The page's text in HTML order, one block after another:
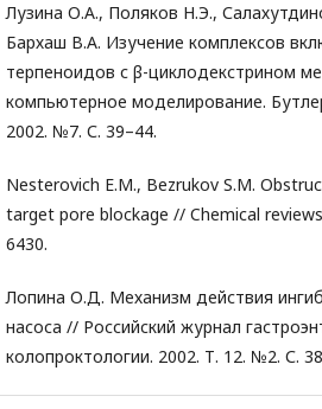
Лузина О.А., Поляков Н.Э.,
Бархаш В.А. Изучение комплексов
терпеноидов с β-циклодекстрином
компьютерное моделирование.
2002. №7. С. 39–44.
Nesterovich E.M., Bezrukov S.M.
target pore blockage // Chemical
6430.
Лопина О.Д. Механизм действия
насоса // Российский журнал
колопроктологии. 2002. Т. 12. №2. С.